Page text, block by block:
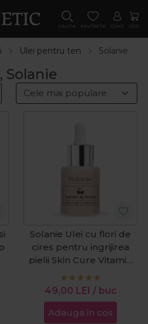
CAUTA FAVORITE CONT COS
Ulei pentru ten Solanie
Solanie
Solanie Ulei cu flori de
cires pentru ingrijirea
pielii Skin Cure Vitamin
15ml
49,00 LEI / buc
Adauga in cos